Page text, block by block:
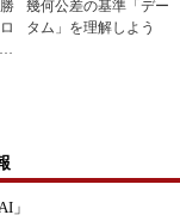
L
幾何公差の基準「デー
タム」を理解しよう
」